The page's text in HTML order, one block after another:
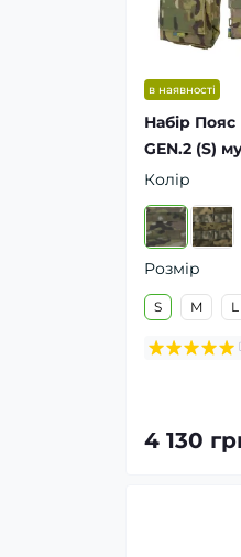
в наявності
Набір
GEN.2 (S)
Колір
Розмір
S M L
4 130